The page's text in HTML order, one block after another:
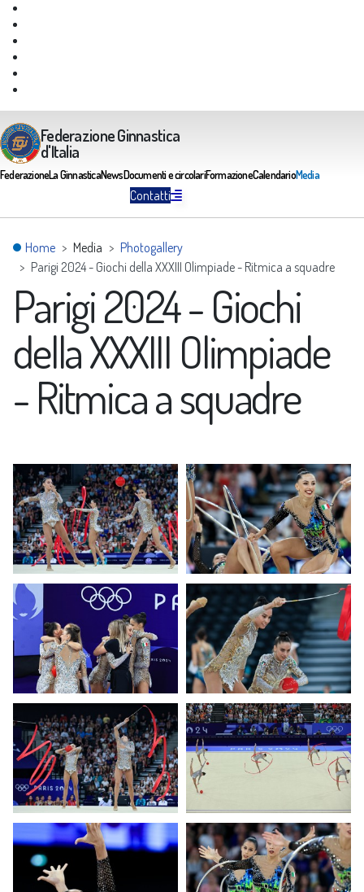
Federazione Ginnastica
d'Italia
FederazioneLa GinnasticaNewsDocumenti e circolariFormazioneCalendarioMedia
Contatti
Home Media
Photogallery
Parigi 2024 - Giochi della XXXIII Olimpiade - Ritmica a squadre
Parigi 2024 - Giochi
della XXXIII Olimpiade
- Ritmica a squadre